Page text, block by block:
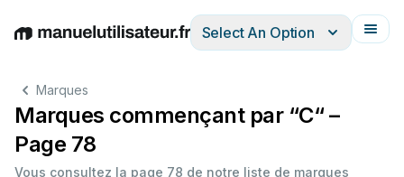
EnglishDeutschEspañolItalianoFrançais
Select An Option
Marques
Marques commençant par “C“ –
Page 78
Vous consultez la page 78 de notre liste de marques